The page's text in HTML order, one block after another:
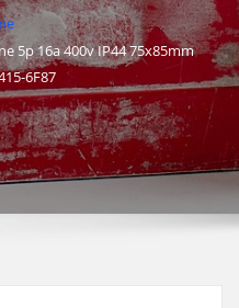
5p 16a 400v IP44 75x85mm
6F87